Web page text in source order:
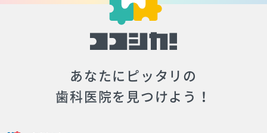
あなたにピッタリの
歯科医院を見つけよう！